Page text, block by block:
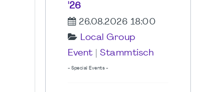
'26
26.08.2026 18:00
Local Group
Event
Stammtisch
- Special Events -